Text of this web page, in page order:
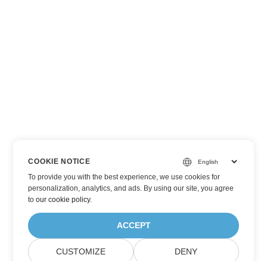
COOKIE NOTICE
To provide you with the best experience, we use cookies for
personalization, analytics, and ads. By using our site, you agree
toour cookie policy.
ACCEPT
CUSTOMIZE DENY